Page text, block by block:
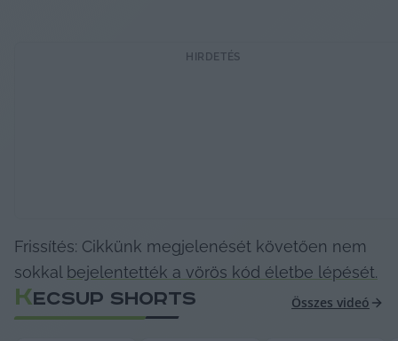
HIRDETÉS
Frissítés: Cikkünk megjelenését követően nem
sokkal
bejelentették a vörös kód életbe lépését.
KECSUP SHORTS Összes videó